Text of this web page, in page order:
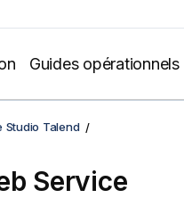
Guides opérationnels
Studio Talend
Service